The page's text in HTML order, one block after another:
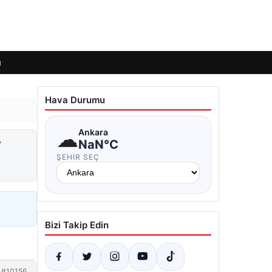
Hava Durumu
☁Ankara
NaN°C
ŞEHIR SEÇ
Bizi Takip Edin